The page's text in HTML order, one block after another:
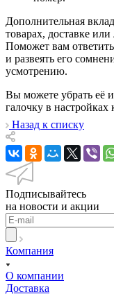
Дополнительная
товарах, доставке
Поможет вам
и развеять его
усмотрению.
Вы можете убрать её
галочку в
Назад к списку
Подписывайтесь
на новости и акции
Компания
О компании
Доставка